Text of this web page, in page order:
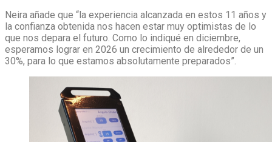
Neira añade que “la experiencia alcanzada en estos 11 años y
la confianza obtenida nos hacen estar muy optimistas de lo
que nos depara el futuro. Como lo indiqué en diciembre,
esperamos lograr en 2026 un crecimiento de alrededor de un
30%, para lo que estamos absolutamente preparados”.